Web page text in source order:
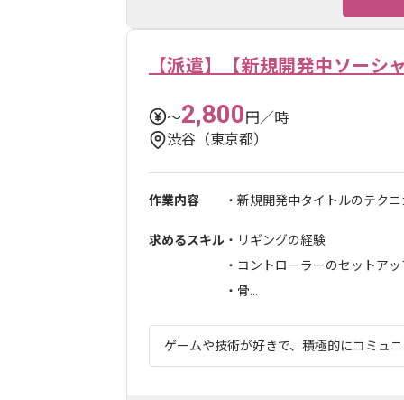
【派遣】【新規開発中ソーシ
〜2,800円／時
渋谷（東京都）
作業内容 ・新規開発中タイトルのテク
求めるスキル ・リギングの経験
・コントローラーのセットア
・骨...
ゲームや技術が好きで、積極的にコミュ